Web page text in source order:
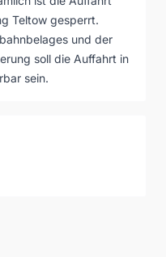
Teltow gesperrt.
und der
soll die Auffahrt in
sein.